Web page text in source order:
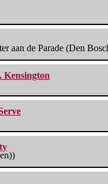
aan de Parade (Den
Kensington